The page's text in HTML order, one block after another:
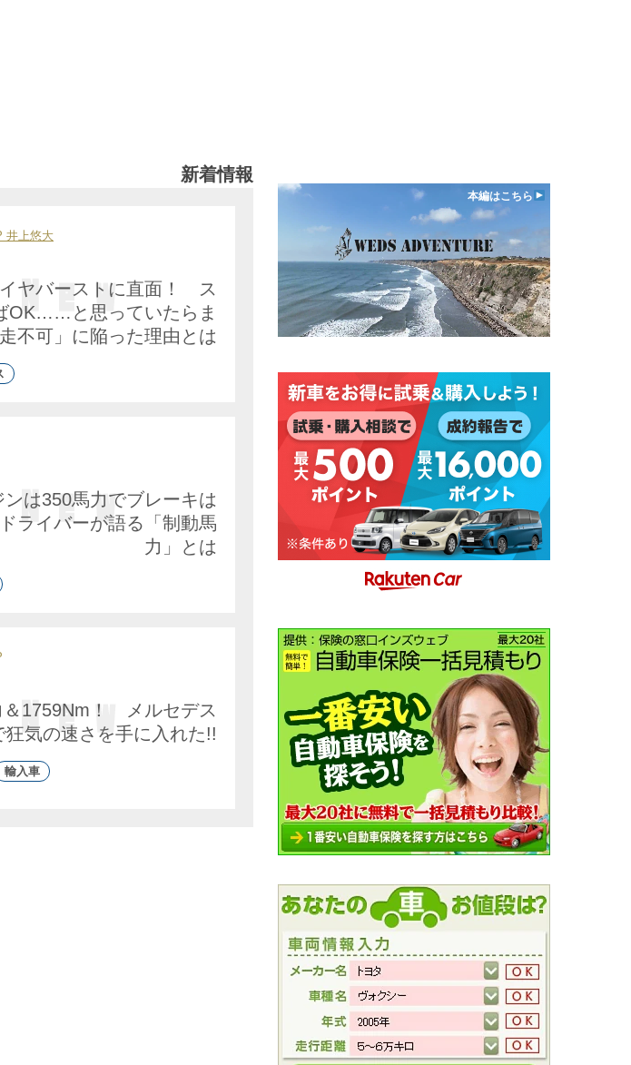
新着情報
井上悠大
ヤバーストに直面！ ス
OK……と思っていたらま
不可」に陥った理由とは
は350馬力でブレーキは
ライバーが語る「制動馬
力」とは
＆1759Nm！ メルセデス
気の速さを手に入れた!!
輸入車
本編はこちら